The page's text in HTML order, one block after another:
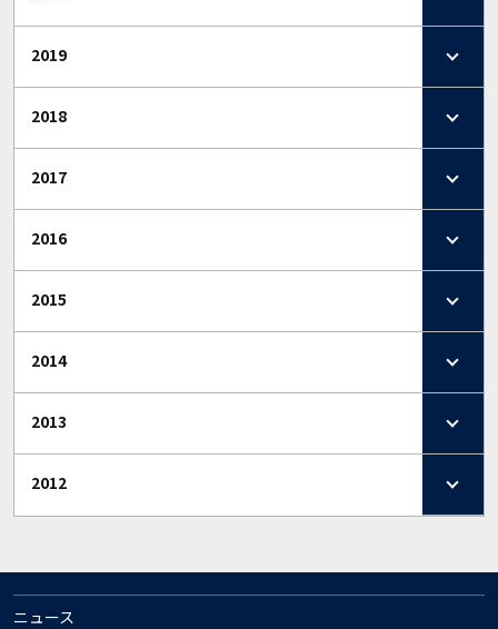
2019
2018
2017
2016
2015
2014
2013
2012
ニュース